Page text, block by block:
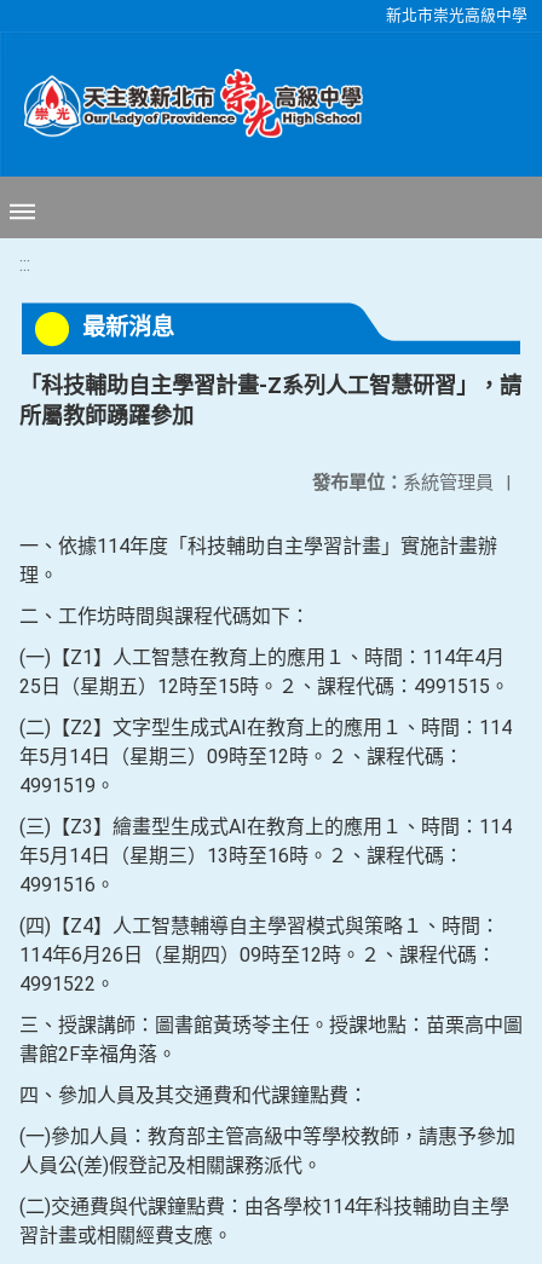
新北市崇光高級中學
:::
最新消息
「科技輔助自主學習計畫-Z系列人工智慧研習」，請
所屬教師踴躍參加
發布單位： 系統管理員 |
一、依據114年度「科技輔助自主學習計畫」實施計畫辦
理。
二、工作坊時間與課程代碼如下：
(一)【Z1】人工智慧在教育上的應用１、時間：114年4月
25日（星期五）12時至15時。２、課程代碼：4991515。
(二)【Z2】文字型生成式AI在教育上的應用１、時間：114
年5月14日（星期三）09時至12時。２、課程代碼：
4991519。
(三)【Z3】繪畫型生成式AI在教育上的應用１、時間：114
年5月14日（星期三）13時至16時。２、課程代碼：
4991516。
(四)【Z4】人工智慧輔導自主學習模式與策略１、時間：
114年6月26日（星期四）09時至12時。２、課程代碼：
4991522。
三、授課講師：圖書館黃琇苓主任。授課地點：苗栗高中圖
書館2F幸福角落。
四、參加人員及其交通費和代課鐘點費：
(一)參加人員：教育部主管高級中等學校教師，請惠予參加
人員公(差)假登記及相關課務派代。
(二)交通費與代課鐘點費：由各學校114年科技輔助自主學
習計畫或相關經費支應。